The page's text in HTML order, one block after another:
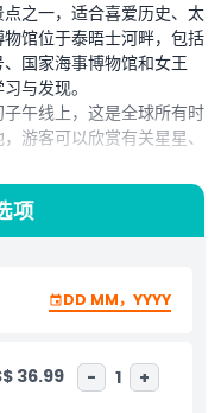
之一，适合喜爱历史、太
馆位于泰晤士河畔，包括
国家海事博物馆和女王
与发现。
午线上，这是全球所有时
游客可以欣赏有关星星、
史帆船。您可以在甲板上和
上生活。它是格林威治最
客可以观看真实的船模
和斯图亚特王朝时期的画
项
DD MM，YYYY
36.99 - 1 +